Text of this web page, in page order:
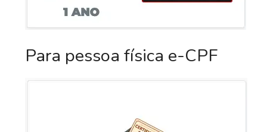
Para pessoa física e-CPF